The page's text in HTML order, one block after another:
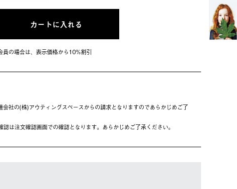
カートに入れる
の場合は、表⽰価格から10%割引
社の(株)アウティングスペースからの請求となりますのであらかじめご了
は注⽂確認画⾯での確認となります。あらかじめご了承ください。